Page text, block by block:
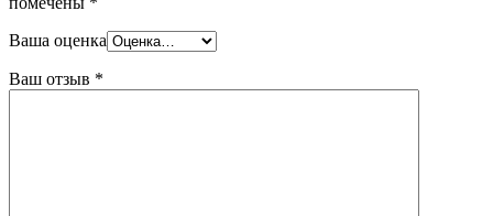
Ваша оценка
Ваш отзыв *